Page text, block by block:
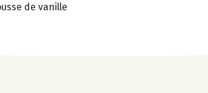
de vanille